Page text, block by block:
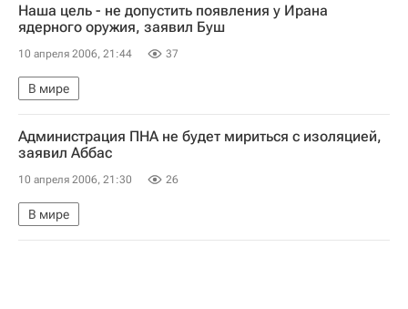
Наша цель - не допустить появления у Ирана
ядерного оружия, заявил Буш
10 апреля 2006, 21:44 37
В мире
Администрация ПНА не будет мириться с изоляцией,
заявил Аббас
10 апреля 2006, 21:30 26
В мире